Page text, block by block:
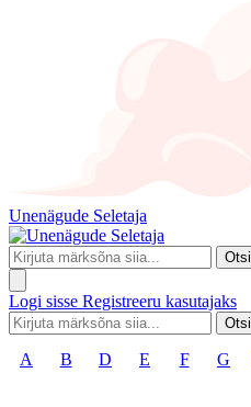
Unenägude Seletaja
Otsi
Logi sisse Registreeru kasutajaks
Otsi
A B D E F G